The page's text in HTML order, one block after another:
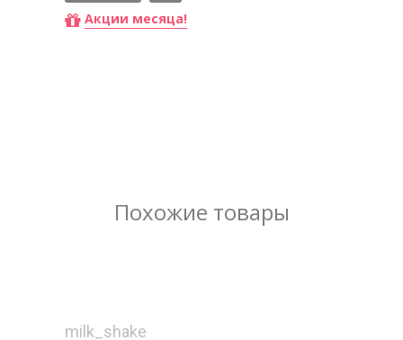
Акции месяца!
Похожие товары
milk_shake